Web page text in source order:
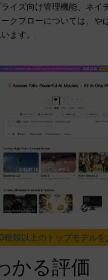
イズ向け管理機能、ネイ
クフローについては、や
ます。.
種類以上のトップモデル
かる評価